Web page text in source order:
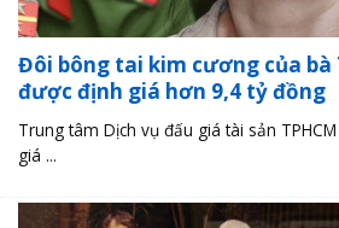
Đôi bông tai kim cương của bà
được định giá hơn 9,4 tỷ đồng
Trung tâm Dịch vụ đấu giá tài sản
giá ...